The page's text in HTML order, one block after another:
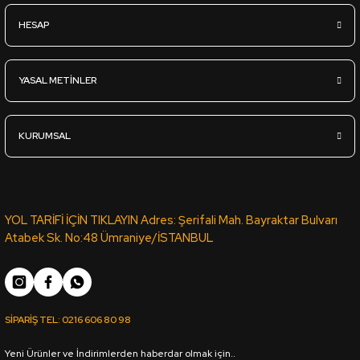
YT-98D VİZON LATTE KOTON VİZON PVC ROMA KENAR
1.839,36TL
HESAP
YASAL METİNLER
KURUMSAL
YOL TARİFİ İÇİN TIKLAYIN Adres: Şerifali Mah. Bayraktar Bulvarı
Atabek Sk. No:48 Ümraniye/İSTANBUL
SİPARİŞ TEL:0216 606 80 98
Yeni Ürünler ve İndirimlerden haberdar olmak için..